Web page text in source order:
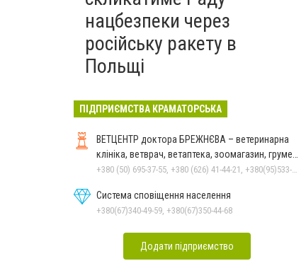
нацбезпеки через
російську ракету в
Польщі
ПІДПРИЄМСТВА КРАМАТОРСЬКА
ВЕТЦЕНТР доктора БРЕЖНЄВА – ветеринарна
клініка, ветврач, ветаптека, зоомагазин, грумер,
стрижки.
+380 (50) 695-37-55, +380 (626) 41-44-21, +380(95)533-90-03
Система сповіщення населення
+380(67)340-49-59, +380(67)350-44-68
Додати підприємство